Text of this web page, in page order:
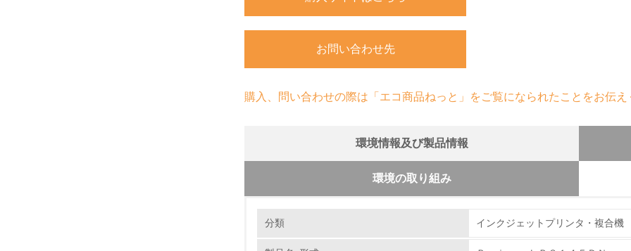
お問い合わせ先
購入、問い合わせの際は「エコ商品ねっと」をご覧になられたことをお伝え
環境情報及び製品情報
環境の取り組み
製品本体とカートリッジの回収・リサイクルのしくみ
製品本体は、お客様から依頼を受けて回収し、委託処理業者に
分類 インクジェットプリンタ・複合機